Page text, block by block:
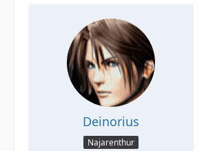
Deinorius
Najarenthur